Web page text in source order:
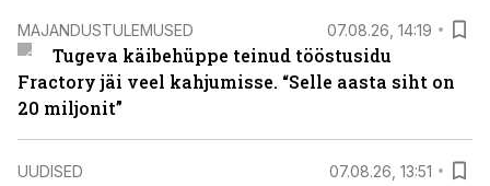
MAJANDUSTULEMUSED 07.08.26, 14:19
Tugeva käibehüppe teinud tööstusidu
Fractory jäi veel kahjumisse. “Selle aasta siht on
20 miljonit”
UUDISED 07.08.26, 13:51